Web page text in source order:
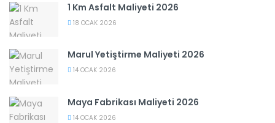
1 Km Asfalt Maliyeti 2026
18 OCAK 2026
Marul Yetiştirme Maliyeti 2026
14 OCAK 2026
Maya Fabrikası Maliyeti 2026
14 OCAK 2026